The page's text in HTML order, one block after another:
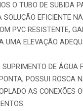
O TUBO DE SUBIDA
SOLUÇÃO EFICIENTE
PVC RESISTENTE,
UMA ELEVAÇÃO
DE ÁGUA
POSSUI ROSCA
AS CONEXÕES